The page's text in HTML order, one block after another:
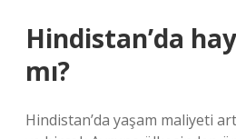
Hindistan’da
mı?
Hindistan’da yaşam maliyeti